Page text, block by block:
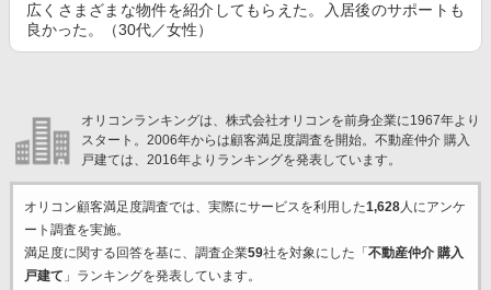
広くさまざまな物件を紹介してもらえた。入居後のサポートも
良かった。（30代／女性）
オリコンランキングは、株式会社オリコンを前身企業に1967年より
スタート。2006年からは顧客満足度調査を開始。不動産仲介 購入
戸建ては、2016年よりランキングを発表しています。
オリコン顧客満足度調査では、実際にサービスを利用した1,628人にアンケ
ート調査を実施。
満足度に関する回答を基に、調査企業59社を対象にした「 不動産仲介 購入
戸建て 」ランキングを発表しています。